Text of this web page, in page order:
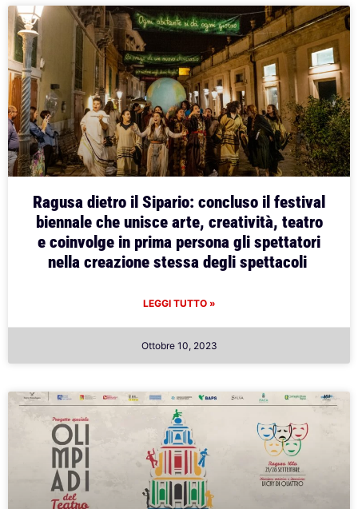
Ragusa dietro il Sipario: concluso il festival
biennale che unisce arte, creatività, teatro
e coinvolge in prima persona gli spettatori
nella creazione stessa degli spettacoli
LEGGI TUTTO »
Ottobre 10, 2023